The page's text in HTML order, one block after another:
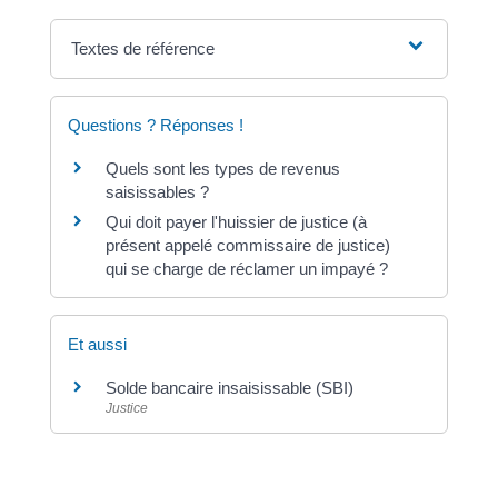
Textes de référence
Questions ? Réponses !
Quels sont les types de revenus
saisissables ?
Qui doit payer l'huissier de justice (à
présent appelé commissaire de justice)
qui se charge de réclamer un impayé ?
Et aussi
Solde bancaire insaisissable (SBI)
Justice